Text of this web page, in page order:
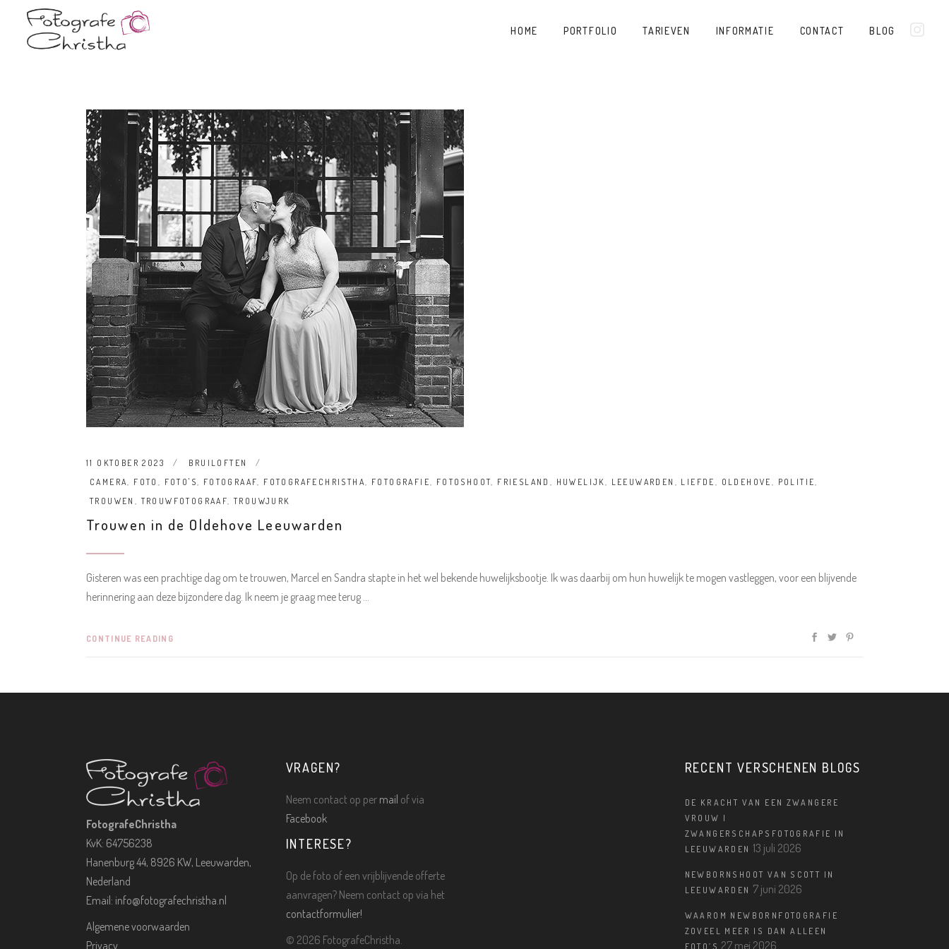
HOME PORTFOLIO TARIEVEN INFORMATIE CONTACT BLOG
11 OKTOBER 2023
BRUILOFTEN
CAMERA, FOTO , FOTO'S, FOTOGRAAF, FOTOGRAFECHRISTHA, FOTOGRAFIE, FOTOSHOOT, FRIESLAND , HUWELIJK, LEEUWARDEN , LIEFDE , OLDEHOVE , POLITIE,
TROUWEN , TROUWFOTOGRAAF,TROUWJURK
Trouwen in de Oldehove Leeuwarden
Gisteren was een prachtige dag om te trouwen, Marcel en Sandra stapte in het wel bekende huwelijksbootje. Ik was daarbij om hun huwelijk te mogen vastleggen, voor een blijvende
herinnering aan deze bijzondere dag. Ik neem je graag mee terug
CONTINUE READING
FotografeChristha
KvK: 64756238
Hanenburg 44, 8926 KW, Leeuwarden,
Nederland
Email: info@fotografechristha.nl
Algemene voorwaarden
Privacy
VRAGEN?
Neem contact op per mail of via
Facebook
INTERESE?
Op de foto of een vrijblijvende offerte
aanvragen? Neem contact op via het
contactformulier!
© 2026 FotografeChristha.
RECENT VERSCHENEN BLOGS
DE KRACHT VAN EEN ZWANGERE
VROUW |
ZWANGERSCHAPSFOTOGRAFIE IN
LEEUWARDEN 13 juli 2026
NEWBORNSHOOT VAN SCOTT IN
LEEUWARDEN 7 juni 2026
WAAROM NEWBORNFOTOGRAFIE
ZOVEEL MEER IS DAN ALLEEN
FOTO’S 27 mei 2026